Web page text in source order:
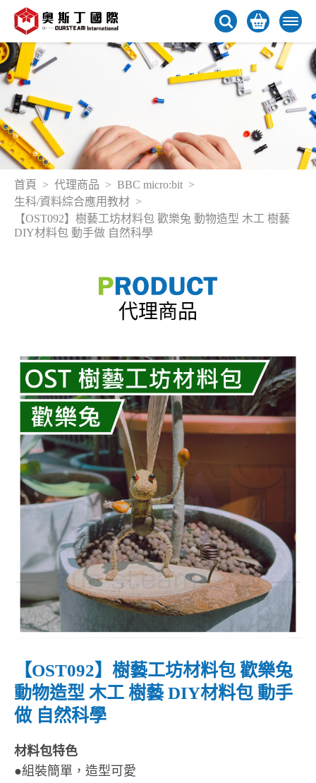
首頁 代理商品
BBC micro:bit
生科/資料綜合應用教材
【OST092】樹藝工坊材料包 歡樂兔 動物造型 木工 樹藝
DIY材料包 動手做 自然科學
代理商品
【OST092】樹藝工坊材料包 歡樂兔
動物造型 木工 樹藝 DIY材料包 動手
做 自然科學
材料包特色
●組裝簡單，造型可愛